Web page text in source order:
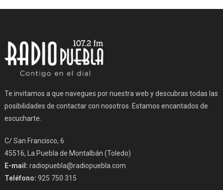
Te invitamos a que navegues por nuestra web y descubras todas las
posibilidades de contactar con nosotros. Estamos encantados de
escucharte.
C/ San Francisco, 6
45516, La Puebla de Montalbán (Toledo)
E-mail: radiopuebla@radiopuebla.com
Teléfono: 925 750 315